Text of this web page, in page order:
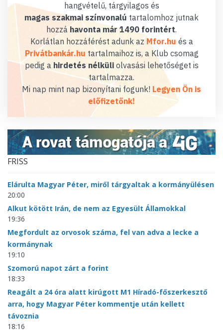
hangvételű, tárgyilagos és
magas szakmai színvonalú tartalomhoz jutnak
hozzáhavonta már 1490 forintért.
Korlátlan hozzáférést adunk az Mfor.hu és a
Privátbankár.hu tartalmaihoz is, a Klub csomag
pedig a hirdetés nélküliolvasási lehetőséget is
tartalmazza.
Mi nap mint nap bizonyítani fogunk! Legyen Ön is
előfizetőnk!
FRISS
Elárulta Magyar Péter, miről tárgyaltak a kormányülésen
20:00
Alkut kötött Irán, de nem az Egyesült Államokkal
19:36
Megfordult az orvosok száma, fel van adva a lecke a
kormánynak
19:10
Szomorú napot zárt a forint
18:33
Reagált a 24 óra alatt kirúgott M1 Híradó-főszerkesztő
arra, hogy Magyar Péter kommentje után kellett
távoznia
18:16